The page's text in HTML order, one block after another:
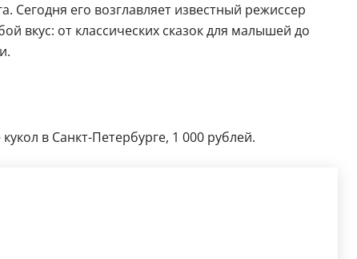
его возглавляет известный режиссер
вкус: от классических сказок для малышей до
в Санкт-Петербурге, 1 000 рублей.